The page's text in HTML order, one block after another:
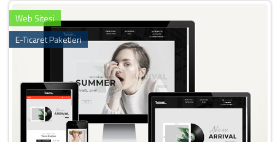
Web Sitesi
E-Ticaret Paketleri